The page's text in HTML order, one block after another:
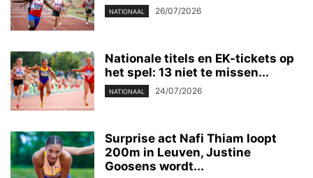
NATIONAAL 26/07/2026
Nationale titels en EK-tickets op
het spel: 13 niet te missen...
NATIONAAL 24/07/2026
Surprise act Nafi Thiam loopt
200m in Leuven, Justine
Goosens wordt...